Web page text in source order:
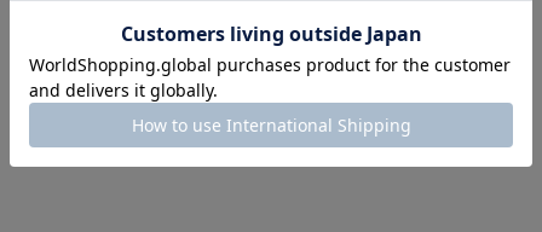
※UR CLUB会員サイトへ移動します。
UR CLUBの詳しいサービス内容はこちら